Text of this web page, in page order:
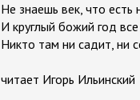
Не знаешь век, что есть
И круглый божий год
Никто там ни садит, ни
читает Игорь Ильинский